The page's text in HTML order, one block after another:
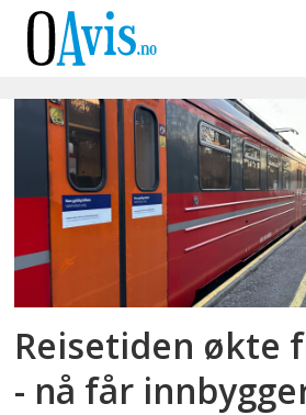
Emne:
oslopakke
3
Reisetiden økte
- nå får